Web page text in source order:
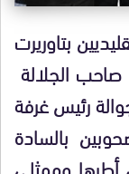
بتاوريرت
الجلالة
رئيس غرفة
بالسادة